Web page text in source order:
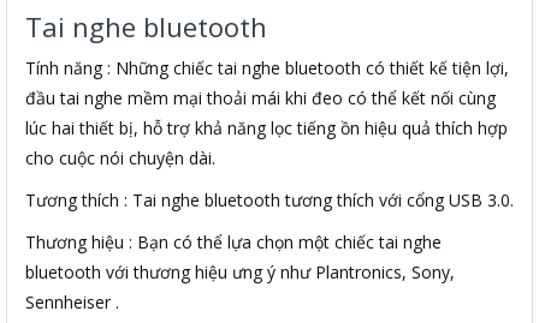
Tai nghe bluetooth
Tính năng : Những chiếc tai nghe bluetooth có thiết kế tiện lợi,
đầu tai nghe mềm mại thoải mái khi đeo có thể kết nối cùng
lúc hai thiết bị, hỗ trợ khả năng lọc tiếng ồn hiệu quả thích hợp
cho cuộc nói chuyện dài.
Tương thích : Tai nghe bluetooth tương thích với cổng USB 3.0.
Thương hiệu : Bạn có thể lựa chọn một chiếc tai nghe
bluetooth với thương hiệu ưng ý như Plantronics, Sony,
Sennheiser .